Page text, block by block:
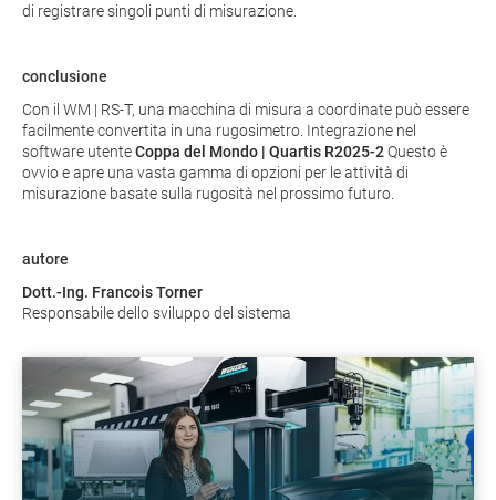
di registrare singoli punti di misurazione.
conclusione
Con il WM | RS-T, una macchina di misura a coordinate può essere
facilmente convertita in una rugosimetro. Integrazione nel
software utenteCoppa del Mondo | Quartis R2025-2Questo è
ovvio e apre una vasta gamma di opzioni per le attività di
misurazione basate sulla rugosità nel prossimo futuro.
autore
Dott.-Ing. Francois Torner
Responsabile dello sviluppo del sistema